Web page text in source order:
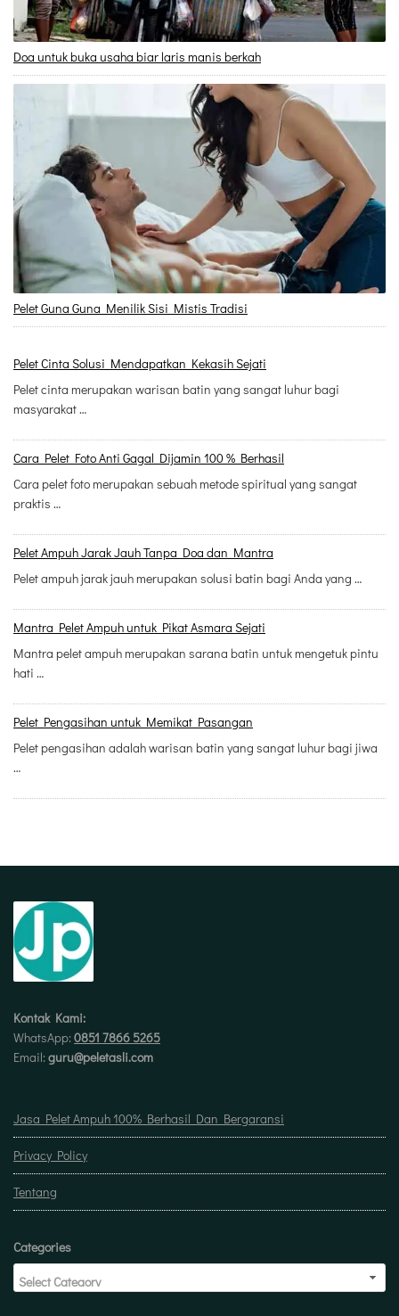
Doa untuk buka usaha biar laris manis berkah
Pelet Guna Guna Menilik Sisi Mistis Tradisi
Pelet Cinta Solusi Mendapatkan Kekasih Sejati
Pelet cinta merupakan warisan batin yang sangat luhur bagi
masyarakat …
Cara Pelet Foto Anti Gagal Dijamin 100 % Berhasil
Cara pelet foto merupakan sebuah metode spiritual yang sangat
praktis …
Pelet Ampuh Jarak Jauh Tanpa Doa dan Mantra
Pelet ampuh jarak jauh merupakan solusi batin bagi Anda yang …
Mantra Pelet Ampuh untuk Pikat Asmara Sejati
Mantra pelet ampuh merupakan sarana batin untuk mengetuk pintu
hati …
Pelet Pengasihan untuk Memikat Pasangan
Pelet pengasihan adalah warisan batin yang sangat luhur bagi jiwa
…
Kontak Kami:
WhatsApp: 0851 7866 5265
Email: guru@peletasli.com
Jasa Pelet Ampuh 100% Berhasil Dan Bergaransi
Privacy Policy
Tentang
Categories